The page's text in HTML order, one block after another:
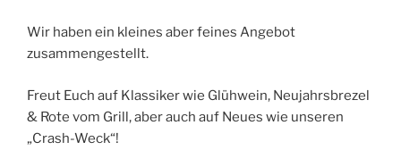
Wir haben ein kleines aber feines Angebot
zusammengestellt.
Freut Euch auf Klassiker wie Glühwein, Neujahrsbrezel
& Rote vom Grill, aber auch auf Neues wie unseren
„Crash-Weck“!